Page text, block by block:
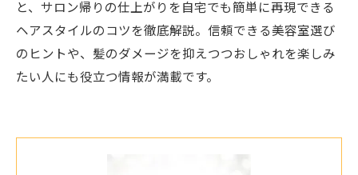
と、サロン帰りの仕上がりを自宅でも簡単に再現できる
ヘアスタイルのコツを徹底解説。信頼できる美容室選び
のヒントや、髪のダメージを抑えつつおしゃれを楽しみ
たい人にも役立つ情報が満載です。